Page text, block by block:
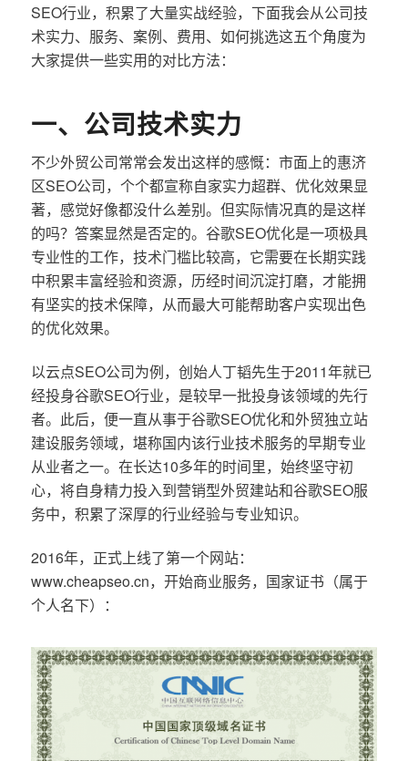
SEO行业，积累了大量实战经验，下面我会从公司技
术实力、服务、案例、费用、如何挑选这五个角度为
大家提供一些实用的对比方法：
一、公司技术实力
不少外贸公司常常会发出这样的感慨：市面上的惠济
区SEO公司，个个都宣称自家实力超群、优化效果显
著，感觉好像都没什么差别。但实际情况真的是这样
的吗？答案显然是否定的。谷歌SEO优化是一项极具
专业性的工作，技术门槛比较高，它需要在长期实践
中积累丰富经验和资源，历经时间沉淀打磨，才能拥
有坚实的技术保障，从而最大可能帮助客户实现出色
的优化效果。
以云点SEO公司为例，创始人丁韬先生于2011年就已
经投身谷歌SEO行业，是较早一批投身该领域的先行
者。此后，便一直从事于谷歌SEO优化和外贸独立站
建设服务领域，堪称国内该行业技术服务的早期专业
从业者之一。在长达10多年的时间里，始终坚守初
心，将自身精力投入到营销型外贸建站和谷歌SEO服
务中，积累了深厚的行业经验与专业知识。
2016年，正式上线了第一个网站：
www.cheapseo.cn，开始商业服务，国家证书（属于
个人名下）：